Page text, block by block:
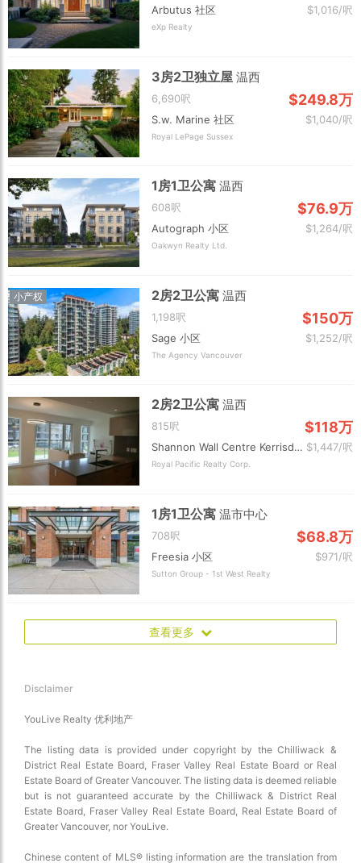
Arbutus 社区 $1,016/呎
eXp Realty
3房2卫独立屋温西
6,690呎 $249.8万
S.w. Marine 社区 $1,040/呎
Royal LePage Sussex
1房1卫公寓温西
608呎 $76.9万
Autograph 小区 $1,264/呎
Oakwyn Realty Ltd.
小产权 2房2卫公寓温西
1,198呎 $150万
Sage 小区 $1,252/呎
The Agency Vancouver
2房2卫公寓温西
815呎 $118万
Shannon Wall Centre Kerrisdale 小区 $1,447/呎
Royal Pacific Realty Corp.
1房1卫公寓温市中心
708呎 $68.8万
Freesia 小区 $971/呎
Sutton Group - 1st West Realty
查看更多
Disclaimer
YouLive Realty 优利地产
The listing data is provided under copyright by the Chilliwack &
District Real Estate Board, Fraser Valley Real Estate Board or Real
Estate Board of Greater Vancouver. The listing data is deemed reliable
but is not guaranteed accurate by the Chilliwack & District Real
Estate Board, Fraser Valley Real Estate Board, Real Estate Board of
Greater Vancouver, nor YouLive.
Chinese content of MLS® listing information are the translation from